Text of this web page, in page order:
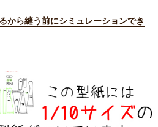
から縫う前にシミュレーションでき